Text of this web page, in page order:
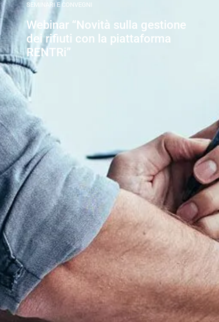
SEMINARI E CONVEGNI
Webinar “Novità sulla gestione
dei rifiuti con la piattaforma
RENTRi”